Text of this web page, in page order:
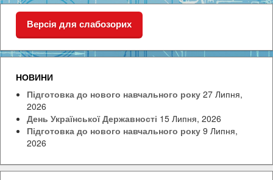
Версія для слабозорих
НОВИНИ
Підготовка до нового навчального року 27 Липня,
2026
День Української Державності 15 Липня, 2026
Підготовка до нового навчального року 9 Липня,
2026